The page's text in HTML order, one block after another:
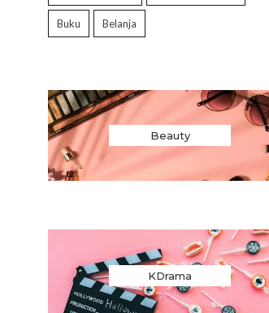
Buku Belanja
Beauty
KDrama